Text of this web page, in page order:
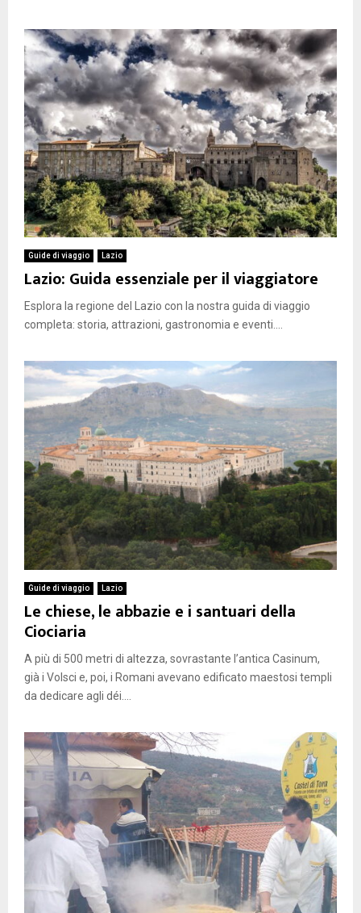
Guide di viaggio Lazio
Lazio: Guida essenziale per il viaggiatore
Esplora la regione del Lazio con la nostra guida di viaggio
completa: storia, attrazioni, gastronomia e eventi....
Guide di viaggio Lazio
Le chiese, le abbazie e i santuari della
Ciociaria
A più di 500 metri di altezza, sovrastante l’antica Casinum,
già i Volsci e, poi, i Romani avevano edificato maestosi templi
da dedicare agli déi....